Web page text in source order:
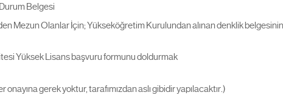
Belgesi
Mezun Olanlar İçin; Yükseköğretim Kurulundan alınan denklik
Yüksek Lisans başvuru formunu doldurmak
onayına gerek yoktur, tarafımızdan aslı gibidir yapılacaktır.)